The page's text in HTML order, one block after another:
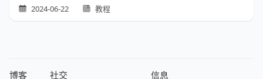
2024-06-22 教程
博客 社交 信息